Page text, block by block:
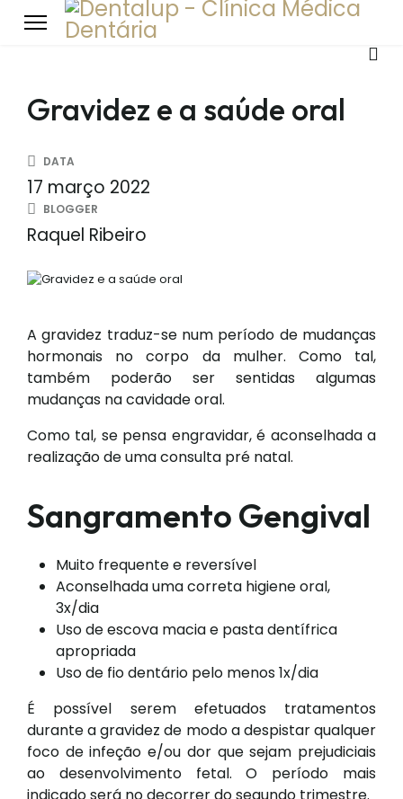
Gravidez e a saúde oral
DATA
17 março 2022
BLOGGER
Raquel Ribeiro
A gravidez traduz-se num período de mudanças
hormonais no corpo da mulher. Como tal,
também poderão ser sentidas algumas
mudanças na cavidade oral.
Como tal, se pensa engravidar, é aconselhada a
realização de uma consulta pré natal.
Sangramento Gengival
Muito frequente e reversível
Aconselhada uma correta higiene oral,
3x/dia
Uso de escova macia e pasta dentífrica
apropriada
Uso de fio dentário pelo menos 1x/dia
É possível serem efetuados tratamentos
durante a gravidez de modo a despistar qualquer
foco de infeção e/ou dor que sejam prejudiciais
ao desenvolvimento fetal. O período mais